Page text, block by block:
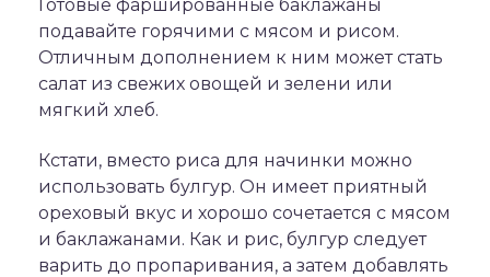
Готовые фаршированные баклажаны
подавайте горячими с мясом и рисом.
Отличным дополнением к ним может стать
салат из свежих овощей и зелени или
мягкий хлеб.
Кстати, вместо риса для начинки можно
использовать булгур. Он имеет приятный
ореховый вкус и хорошо сочетается с мясом
и баклажанами. Как и рис, булгур следует
варить до пропаривания, а затем добавлять